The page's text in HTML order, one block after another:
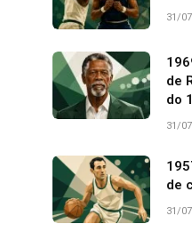
31/
de
do
31/
de
31/